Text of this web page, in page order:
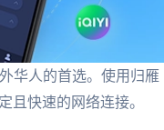
华人的首选。使用归雁
且快速的网络连接。